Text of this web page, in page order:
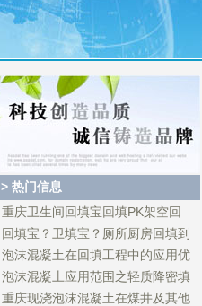
> 热门信息
重庆卫生间回填宝回填PK架空回
回填宝？卫填宝？厕所厨房回填到
泡沫混凝土在回填工程中的应用优
泡沫混凝土应用范围之轻质降密填
重庆现浇泡沫混凝土在煤井及其他